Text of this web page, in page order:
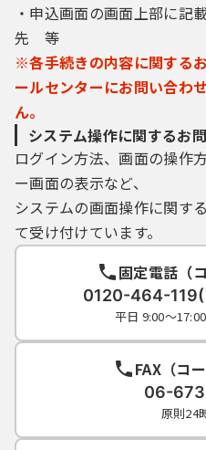
・申込画面の画面上部に記
先 等
※各手続きの内容に関する
ールセンターにお問い合わ
ん。
システム操作に関するお
ログイン方法、画面の操作
ー画面の表示など、
システムの画面操作に関す
て受け付けています。
固定電話（
0120-464-119(
平日 9:00～
FAX（コ
06-
原則24